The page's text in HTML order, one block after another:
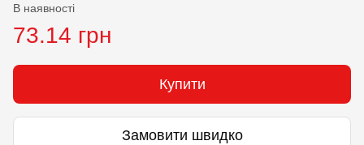
В наявності
73.14 грн
Купити
Замовити швидко